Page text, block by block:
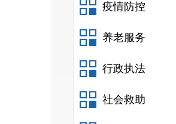
疫情防控
养老服务
行政执法
社会救助